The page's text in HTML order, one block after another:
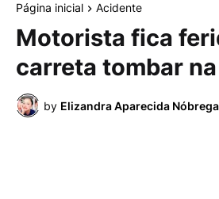
Página inicial Acidente
Motorista fica
carreta tombar na
by Elizandra Aparecida Nóbrega